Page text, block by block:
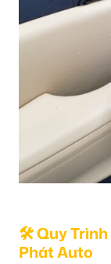
🛠 Quy Trình
Phát Auto